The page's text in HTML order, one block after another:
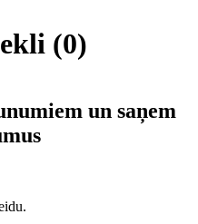
(0)
un saņem